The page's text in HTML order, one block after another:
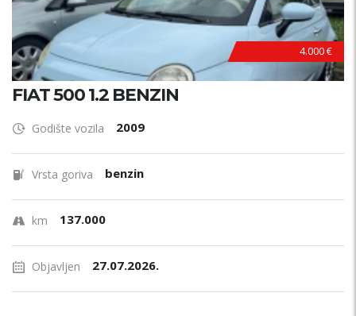
4.000 €
FIAT 500 1.2 BENZIN
Godište vozila 2009
Vrsta goriva benzin
km 137.000
Objavljen 27.07.2026.